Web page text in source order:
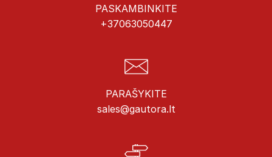
PASKAMBINKITE
+37063050447
PARAŠYKITE
sales@gautora.lt